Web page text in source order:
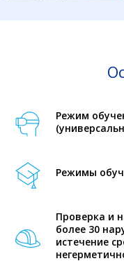
Режим
Режимы
Проверка и
более 30
истечение